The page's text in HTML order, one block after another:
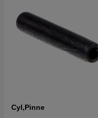
Cyl,Pinne